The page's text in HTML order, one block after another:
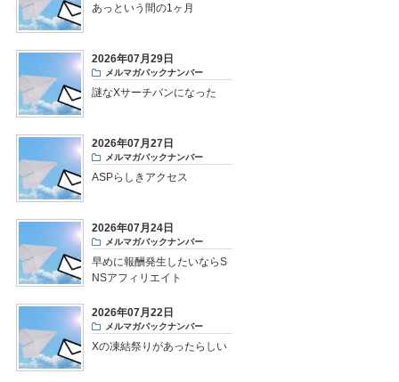
あっという間の1ヶ月
2026年07月29日
メルマガバックナンバー
謎なXサーチバンになった
2026年07月27日
メルマガバックナンバー
ASPらしきアクセス
2026年07月24日
メルマガバックナンバー
早めに報酬発生したいならS
NSアフィリエイト
2026年07月22日
メルマガバックナンバー
Xの凍結祭りがあったらしい